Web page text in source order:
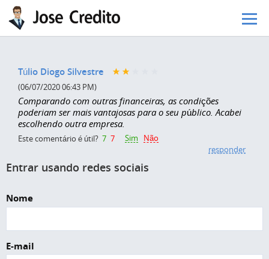
Pular para o conteúdo principal
Túlio Diogo Silvestre
(06/07/2020 06:43 PM)
Comparando com outras financeiras, as condições
poderiam ser mais vantajosas para o seu público. Acabei
escolhendo outra empresa.
Este comentário é útil? 7 7 Sim
Não
responder
Entrar usando redes sociais
Nome
E-mail